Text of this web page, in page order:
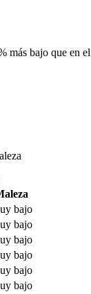
más bajo que en
bajo
bajo
bajo
bajo
bajo
bajo